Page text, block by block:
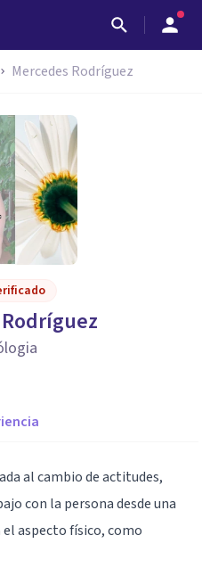
Mercedes Rodríguez
al cambio de actitudes,
con la persona desde una
aspecto físico, como